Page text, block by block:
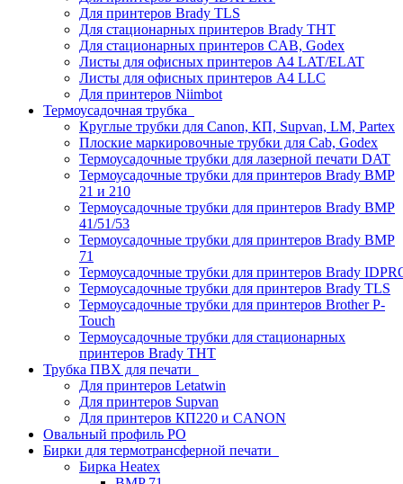
Для принтеров Brady TLS
Для стационарных принтеров Brady THT
Для стационарных принтеров CAB, Godex
Листы для офисных принтеров А4 LAT/ELAT
Листы для офисных принтеров А4 LLC
Для принтеров Niimbot
Термоусадочная трубка
Круглые трубки для Canon, КП, Supvan, LM, Partex
Плоские маркировочные трубки для Cab, Godex
Термоусадочные трубки для лазерной печати DAT
Термоусадочные трубки для принтеров Brady BMP
21 и 210
Термоусадочные трубки для принтеров Brady BMP
41/51/53
Термоусадочные трубки для принтеров Brady BMP
71
Термоусадочные трубки для принтеров Brady
Термоусадочные трубки для принтеров Brady TLS
Термоусадочные трубки для принтеров Brother P-
Touch
Термоусадочные трубки для стационарных
принтеров Brady THT
Трубка ПВХ для печати
Для принтеров Letatwin
Для принтеров Supvan
Для принтеров КП220 и CANON
Овальный профиль PO
Бирки для термотрансферной печати
Бирка Heatex